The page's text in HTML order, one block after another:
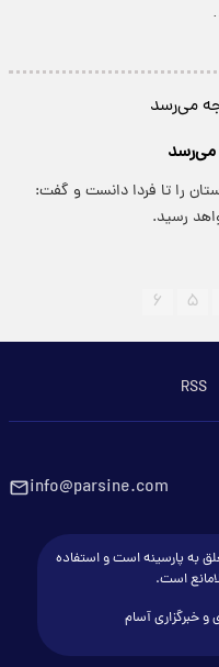
را تا فردا دانست و گفت:
۵ ۶
RSS
info@parsine.com
به پارسینه است و استفاده
است.
خبرگزاری آسام